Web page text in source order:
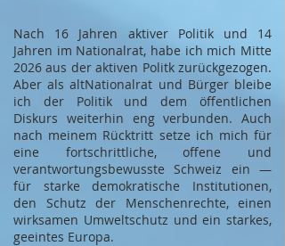
Nach 16 Jahren aktiver Politik und 14
Jahren im Nationalrat, habe ich mich Mitte
2026 aus der aktiven Politk zurückgezogen.
Aber als altNationalrat und Bürger bleibe
ich der Politik und dem öffentlichen
Diskurs weiterhin eng verbunden. Auch
nach meinem Rücktritt setze ich mich für
eine fortschrittliche, offene und
verantwortungsbewusste Schweiz ein —
für starke demokratische Institutionen,
den Schutz der Menschenrechte, einen
wirksamen Umweltschutz und ein starkes,
geeintes Europa.